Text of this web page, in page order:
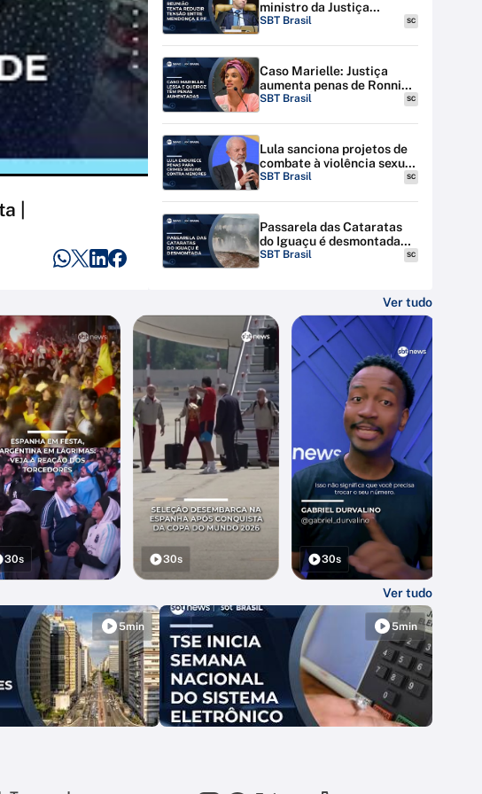
|
ministro da Justiça
discutem tensão entre STF
SBT Brasil SC
Caso Marielle: Justiça
aumenta penas de Ronnie
Lessa e Élcio Queiroz
SBT Brasil SC
Lula sanciona projetos de
combate à violência sexual
contra menores na
SBT Brasil SC
Passarela das Cataratas
do Iguaçu é desmontada
por riscos de inundação
SBT Brasil SC
Ver tudo
30s 30s 30s
Ver tudo
5min 5min